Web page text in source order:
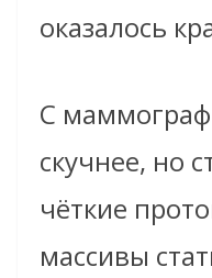
оказалось
С
скучнее, но
чёткие
массивы